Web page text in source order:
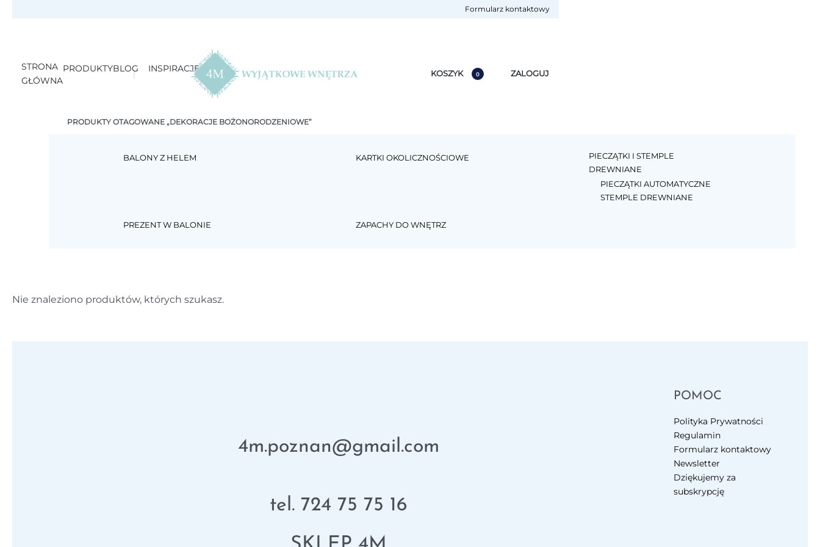
Formularz kontaktowy
STRONA
GŁÓWNA
PRODUKTYBLOG INSPIRACJE KOSZYK 0 ZALOGUJ
PRODUKTY OTAGOWANE „DEKORACJE BOŻONORODZENIOWE”
BALONY Z HELEM KARTKI OKOLICZNOŚCIOWE
PIECZĄTKI I STEMPLE
DREWNIANE
PIECZĄTKI AUTOMATYCZNE
STEMPLE DREWNIANE
PREZENT W BALONIE ZAPACHY DO WNĘTRZ
Nie znaleziono produktów, których szukasz.
4m.poznan@gmail.com
tel. 724 75 75 16
POMOC
Polityka Prywatności
Regulamin
Formularz kontaktowy
Newsletter
Dziękujemy za
subskrypcję